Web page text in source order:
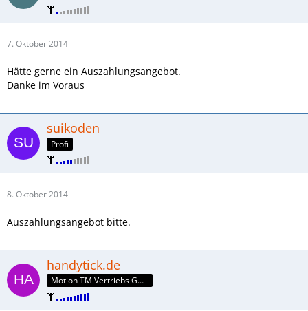
7. Oktober 2014
Hätte gerne ein Auszahlungsangebot.
Danke im Voraus
suikoden
Profi
8. Oktober 2014
Auszahlungsangebot bitte.
handytick.de
Motion TM Vertriebs GmbH